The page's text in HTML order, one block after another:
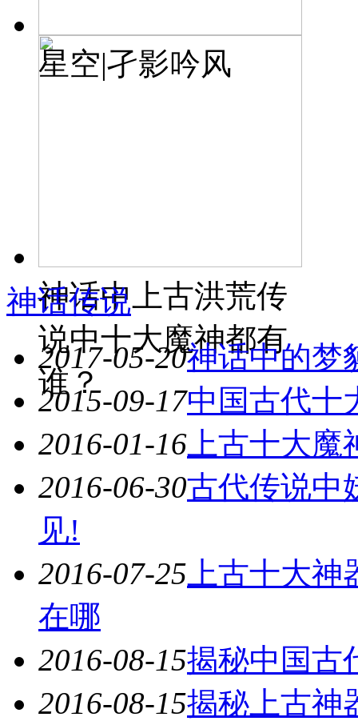
星空|孑影吟风
神话中上古洪荒传
说中十大魔神都有
谁？
神话传说
2017-05-20神话中的梦
2015-09-17中国古代十
2016-01-16 上古十大魔
2016-06-30古代传说中
见!
2016-07-25 上古十大
在哪
2016-08-15揭秘中国古
2016-08-15揭秘上古神